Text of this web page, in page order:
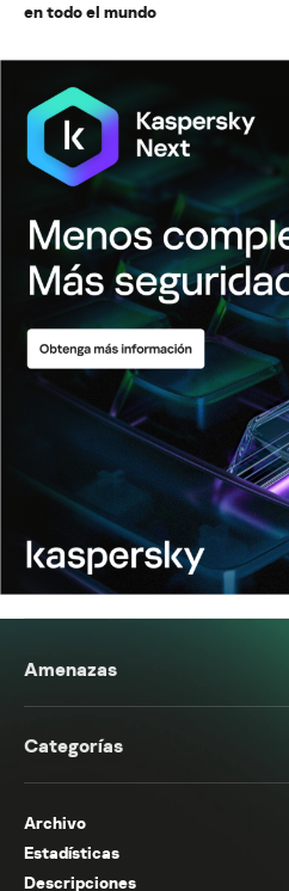
en todo el mundo
Amenazas
Categorías
Archivo
Estadísticas
Descripciones